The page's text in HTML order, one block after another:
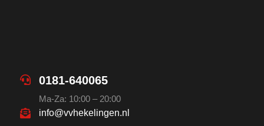
0181-640065
Ma-Za: 10:00 – 20:00
info@vvhekelingen.nl